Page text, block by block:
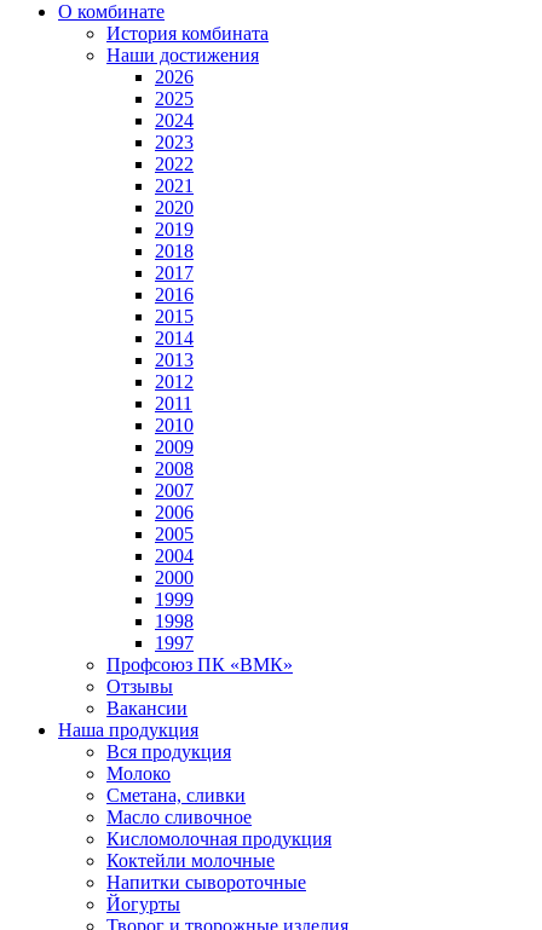
О комбинате
История комбината
Наши достижения
2026
2025
2024
2023
2022
2021
2020
2019
2018
2017
2016
2015
2014
2013
2012
2011
2010
2009
2008
2007
2006
2005
2004
2000
1999
1998
1997
Профсоюз ПК «ВМК»
Отзывы
Вакансии
Наша продукция
Вся продукция
Молоко
Сметана, сливки
Масло сливочное
Кисломолочная продукция
Коктейли молочные
Напитки сывороточные
Йогурты